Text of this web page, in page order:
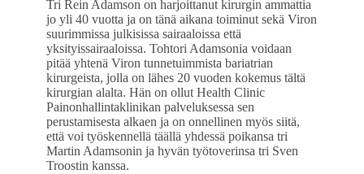
Tri Rein Adamson on harjoittanut kirurgin ammattia
jo yli 40 vuotta ja on tänä aikana toiminut sekä Viron
suurimmissa julkisissa sairaaloissa että
yksityissairaaloissa. Tohtori Adamsonia voidaan
pitää yhtenä Viron tunnetuimmista bariatrian
kirurgeista, jolla on lähes 20 vuoden kokemus tältä
kirurgian alalta. Hän on ollut Health Clinic
Painonhallintaklinikan palveluksessa sen
perustamisesta alkaen ja on onnellinen myös siitä,
että voi työskennellä täällä yhdessä poikansa tri
Martin Adamsonin ja hyvän työtoverinsa tri Sven
Troostin kanssa.